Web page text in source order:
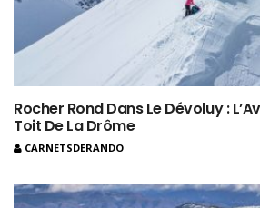
Rocher Rond Dans Le Dévoluy :
Toit De La Drôme
CARNETSDERANDO